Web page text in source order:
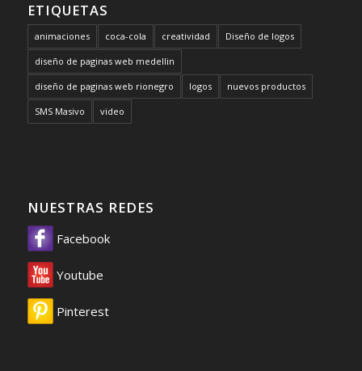
ETIQUETAS
animaciones coca-cola creatividad Diseño de logos
diseño de paginas web medellin
diseño de paginas web rionegro logos nuevos productos
SMS Masivo video
NUESTRAS REDES
Facebook
Youtube
Pinterest